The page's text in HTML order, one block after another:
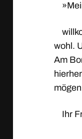
wohl.
Am
Ihr